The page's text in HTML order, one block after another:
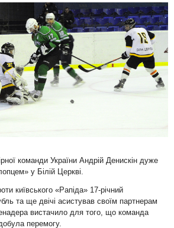
команди України Андрій Денискін дуже
у Білій Церкві.
київського «Рапіда» 17-річний
та ще двічі асистував своїм партнерам
вистачило для того, що команда
перемогу.